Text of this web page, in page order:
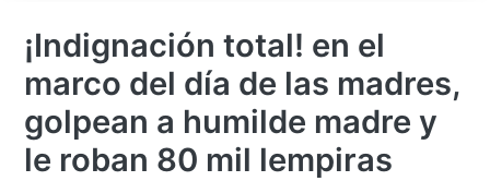
¡Indignación total! en el
marco del día de las madres,
golpean a humilde madre y
le roban 80 mil lempiras